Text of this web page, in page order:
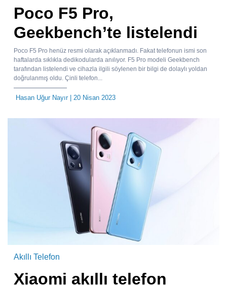
Poco F5 Pro,
Geekbench’te listelendi
Poco F5 Pro henüz resmi olarak açıklanmadı. Fakat telefonun ismi son
haftalarda sıklıkla dedikodularda anılıyor. F5 Pro modeli Geekbench
tarafından listelendi ve cihazla ilgili söylenen bir bilgi de dolaylı yoldan
doğrulanmış oldu. Çinli telefon...
Hasan Uğur Nayır| 20 Nisan 2023
Akıllı Telefon
Xiaomi akıllı telefon